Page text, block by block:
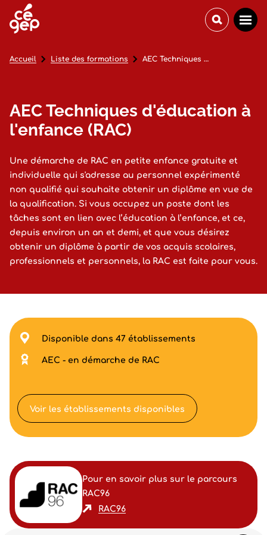
AEC Techniques d'éducation à
l'enfance (RAC)
Une démarche de RAC en petite enfance gratuite et
individuelle qui s'adresse au personnel expérimenté
non qualifié qui souhaite obtenir un diplôme en vue de
la qualification. Si vous occupez un poste dont les
tâches sont en lien avec l’éducation à l’enfance, et ce,
depuis environ un an et demi, et que vous désirez
obtenir un diplôme à partir de vos acquis scolaires,
professionnels et personnels, la RAC est faite pour vous.
Accueil Liste des formations AEC Techniques d'éducation à l'enfance (RAC)
Disponible dans 47 établissements
AEC - en démarche de RAC
Voir les établissements disponibles
Pour en savoir plus sur le parcours
RAC96
RAC96